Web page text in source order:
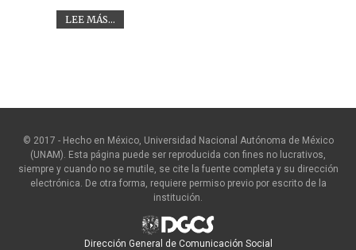
LEE MÁS...
© 2017 - Hecho en México, Universidad Nacional Autónoma de México
(UNAM). Esta página puede ser reproducida con fines no lucrativos,
siempre y cuando no se mutile, se cite la fuente completa y su dirección
electrónica. De otra forma, requiere permiso previo por escrito de la
institución.
Dirección General de Comunicación Social